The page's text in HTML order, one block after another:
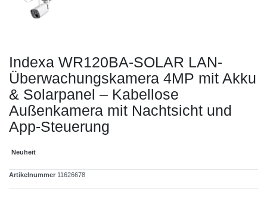
Indexa WR120BA-SOLAR LAN-
Überwachungskamera 4MP mit Akku
& Solarpanel – Kabellose
Außenkamera mit Nachtsicht und
App-Steuerung
Neuheit
Artikelnummer 11626678